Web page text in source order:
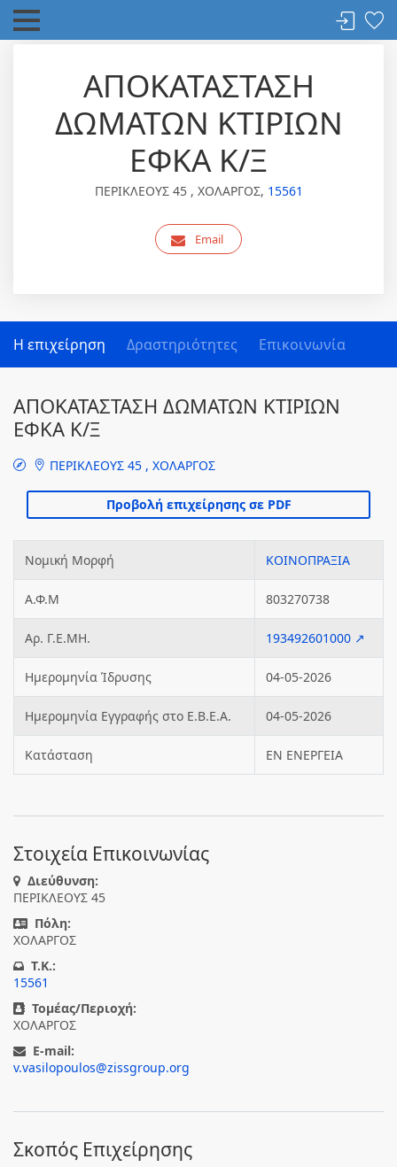
ΑΠΟΚΑΤΑΣΤΑΣΗ
ΔΩΜΑΤΩΝ ΚΤΙΡΙΩΝ
ΕΦΚΑ Κ/Ξ
ΠΕΡΙΚΛΕΟΥΣ 45 , ΧΟΛΑΡΓΟΣ, 15561
Email
Η επιχείρηση Δραστηριότητες Επικοινωνία
ΑΠΟΚΑΤΑΣΤΑΣΗ ΔΩΜΑΤΩΝ ΚΤΙΡΙΩΝ
ΕΦΚΑ Κ/Ξ
ΠΕΡΙΚΛΕΟΥΣ 45 , ΧΟΛΑΡΓΟΣ
Νομική Μορφή ΚΟΙΝΟΠΡΑΞΙΑ
Α.Φ.Μ 803270738
Αρ. Γ.Ε.ΜΗ. 193492601000 ↗
Ημερομηνία Ίδρυσης 04-05-2026
Ημερομηνία Εγγραφής στο Ε.Β.Ε.Α. 04-05-2026
Κατάσταση ΕΝ ΕΝΕΡΓΕΙΑ
Στοιχεία Επικοινωνίας
Διεύθυνση:
ΠΕΡΙΚΛΕΟΥΣ 45
Πόλη:
ΧΟΛΑΡΓΟΣ
T.K.:
15561
Τομέας/Περιοχή:
ΧΟΛΑΡΓΟΣ
E-mail:
v.vasilopoulos@zissgroup.org
Σκοπός Επιχείρησης